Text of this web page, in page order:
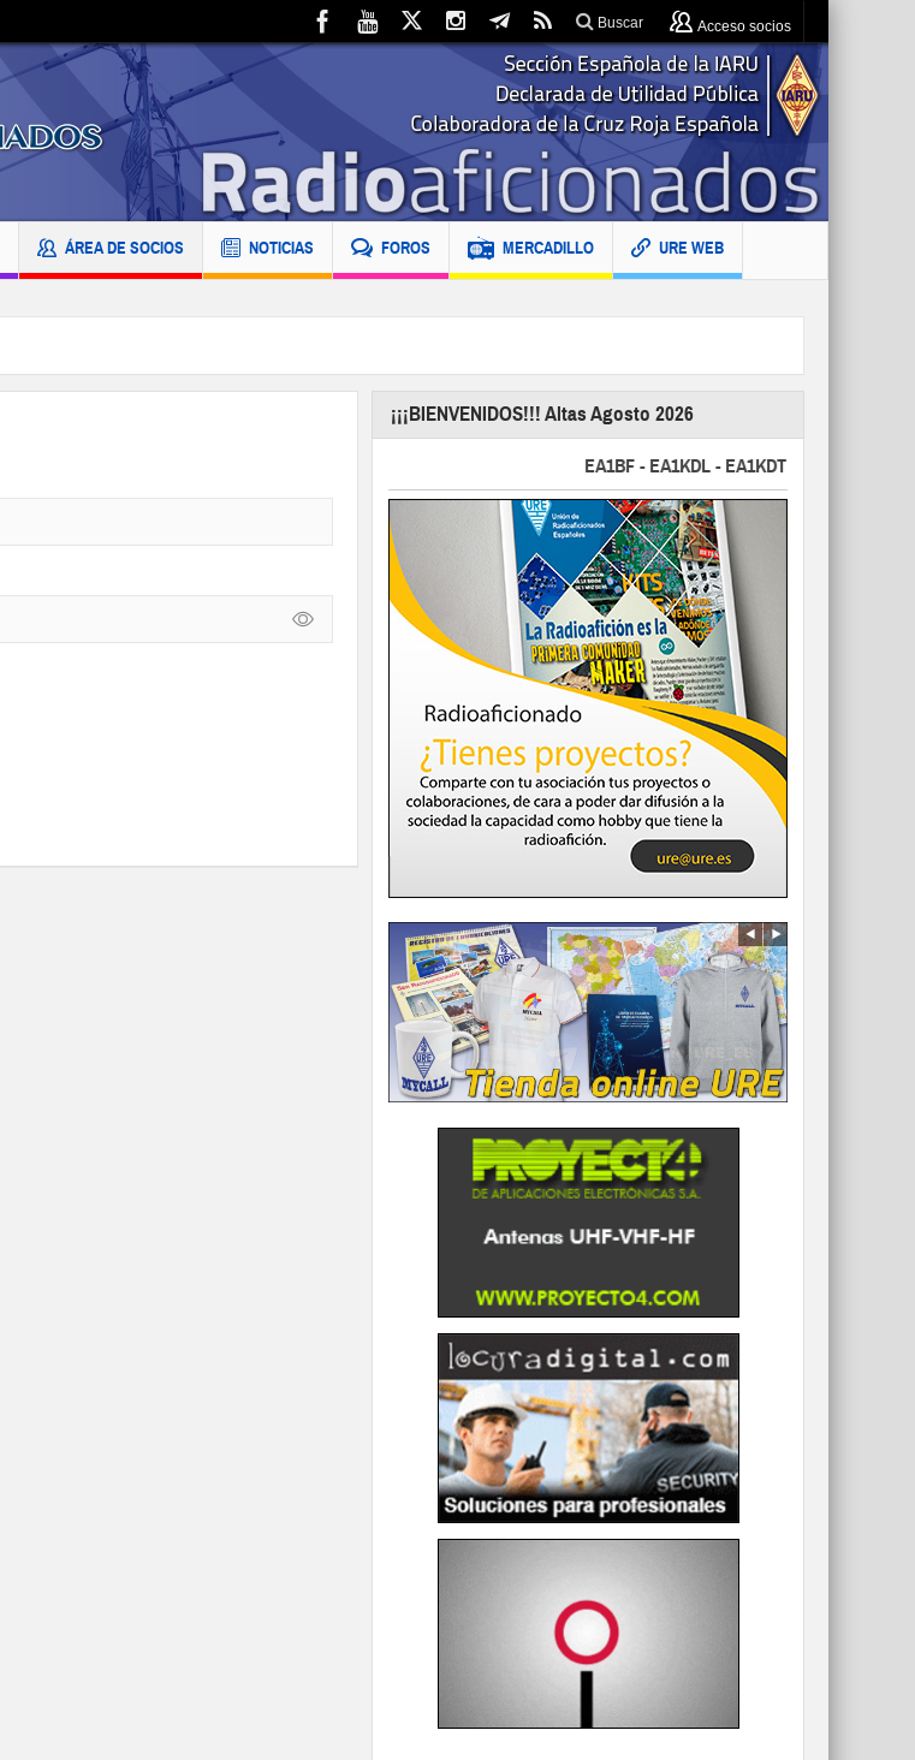
Buscar Acceso socios
ÁREA DE SOCIOS NOTICIAS FOROS MERCADILLO URE WEB
¡¡¡BIENVENIDOS!!! Altas Agosto 2026
EA1BF - EA1KDL - EA1KDT - EA2FBJ - EA2FJU